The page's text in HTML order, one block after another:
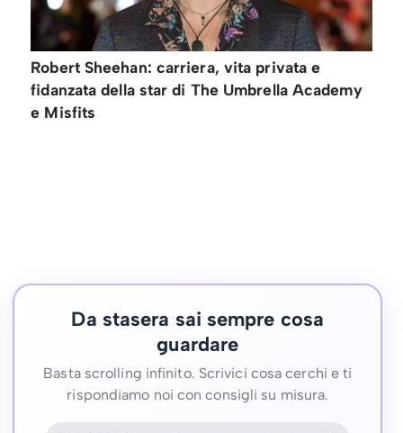
Robert Sheehan: carriera, vita privata e
fidanzata della star di The Umbrella Academy
e Misfits
Da stasera sai sempre cosa
guardare
Basta scrolling infinito. Scrivici cosa cerchi e ti
rispondiamo noi con consigli su misura.